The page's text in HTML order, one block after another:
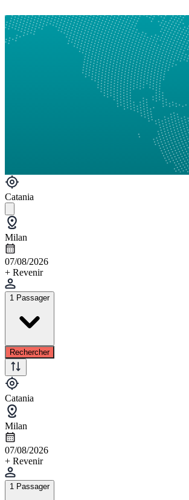
Catania
Milan
07/08/2026
+ Revenir
1 Passager
Rechercher
Catania
Milan
07/08/2026
+ Revenir
1 Passager